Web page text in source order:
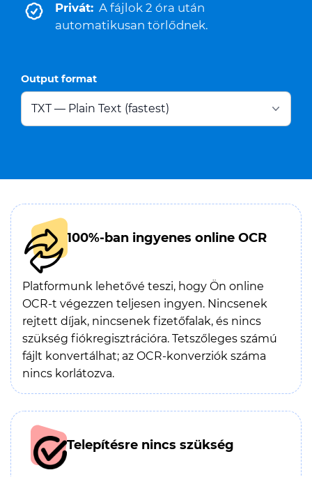
Privát: A fájlok 2 óra után
automatikusan törlődnek.
Output format
100%-ban ingyenes online OCR
Platformunk lehetővé teszi, hogy Ön online
OCR-t végezzen teljesen ingyen. Nincsenek
rejtett díjak, nincsenek fizetőfalak, és nincs
szükség fiókregisztrációra. Tetszőleges számú
fájlt konvertálhat; az OCR-konverziók száma
nincs korlátozva.
Telepítésre nincs szükség